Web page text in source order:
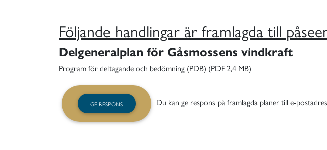
Följande handlingar är framlagda till
Delgeneralplan för Gåsmossens vindkraft
Program för deltagande och bedömning (PDB) (PDF 2,4 MB)
GE RESPONS Du kan ge respons på framlagda planer till e-